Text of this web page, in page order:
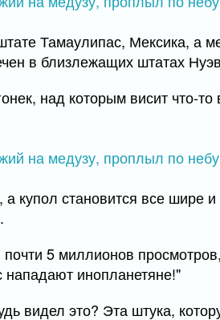
Тамаулипас, Мексика, а
в близлежащих штатах
над которым висит что-
купол становится все шире
5 миллионов
инопланетяне!"
видел это? Эта штука,